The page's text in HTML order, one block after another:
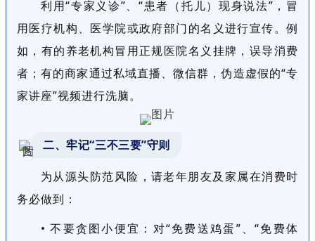
利用“专家义诊”、“患者（托儿）现身说法”，冒
用医疗机构、医学院或政府部门的名义进行宣传。例
如，有的养老机构冒用正规医院名义挂牌，误导消费
者；有的商家通过私域直播、微信群，伪造虚假的“专
家讲座”视频进行洗脑。
二、牢记“三不三要”守则
为从源头防范风险，请老年朋友及家属在消费时
务必做到：
• 不要贪图小便宜：对“免费送鸡蛋”、“免费体